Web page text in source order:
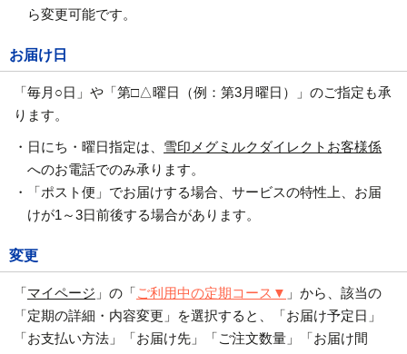
ら変更可能です。
お届け日
「毎月○日」や「第□△曜日（例：第3月曜日）」のご指定も承
ります。
・日にち・曜日指定は、 雪印メグミルクダイレクトお客様係
へのお電話でのみ承ります。
・「ポスト便」でお届けする場合、サービスの特性上、お届
けが1～3日前後する場合があります。
変更
「マイページ 」の「ご利用中の定期コース▼ 」から、該当の
「定期の詳細・内容変更」を選択すると、「お届け予定日」
「お支払い方法」「お届け先」「ご注文数量」「お届け間